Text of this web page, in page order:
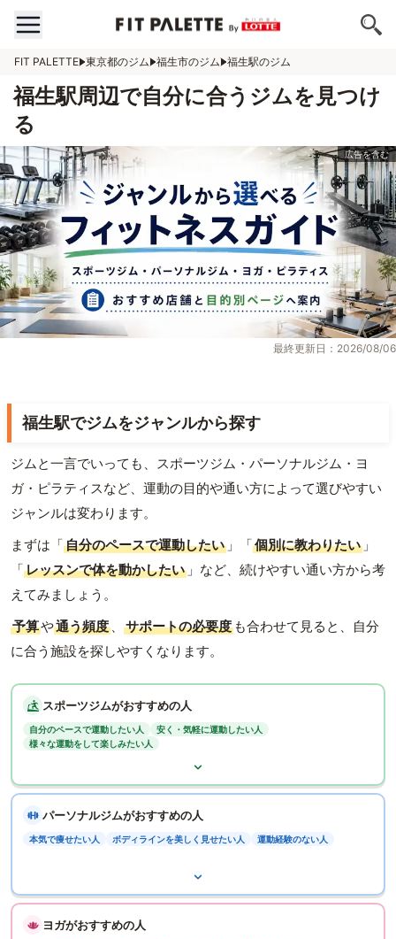
FIT PALETTE 東京都のジム 福生市のジム 福生駅のジム
福生駅周辺で自分に合うジムを見つけ
る
最終更新日：2026/08/06
福生駅でジムをジャンルから探す
ジムと一言でいっても、スポーツジム・パーソナルジム・ヨ
ガ・ピラティスなど、運動の目的や通い方によって選びやすい
ジャンルは変わります。
まずは「自分のペースで運動したい 」「個別に教わりたい 」
「レッスンで体を動かしたい 」など、続けやすい通い方から考
えてみましょう。
予算や通う頻度 、 サポートの必要度 も合わせて見ると、自分
に合う施設を探しやすくなります。
スポーツジムがおすすめの人
自分のペースで運動したい人
安く・気軽に運動したい人
様々な運動をして楽しみたい人
パーソナルジムがおすすめの人
本気で痩せたい人 ボディラインを美しく見せたい人 運動経験のない人
ヨガがおすすめの人